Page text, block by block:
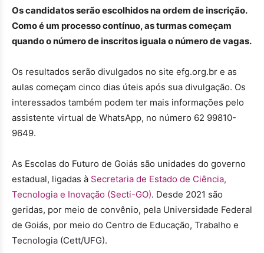
Os candidatos serão escolhidos na ordem de inscrição.
Como é um processo contínuo, as turmas começam
quando o número de inscritos iguala o número de vagas.
Os resultados serão divulgados no site efg.org.br e as
aulas começam cinco dias úteis após sua divulgação. Os
interessados também podem ter mais informações pelo
assistente virtual de WhatsApp, no número 62 99810-
9649.
As Escolas do Futuro de Goiás são unidades do governo
estadual, ligadas à Secretaria de Estado de Ciência,
Tecnologia e Inovação (Secti-GO). Desde 2021 são
geridas, por meio de convênio, pela Universidade Federal
de Goiás, por meio do Centro de Educação, Trabalho e
Tecnologia (Cett/UFG).